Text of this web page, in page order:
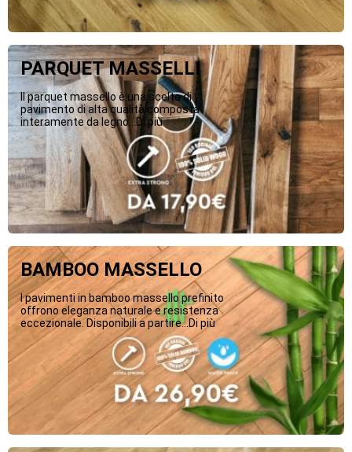
PARQUET MASSELLI
Il parquet massello è una scelta di
pavimento di alta qualità composta
interamente da legno...Di più
BAMBOO MASSELLO
I pavimenti in bamboo massello prefinito
offrono eleganza naturale e resistenza
eccezionale. Disponibili a partire...Di più